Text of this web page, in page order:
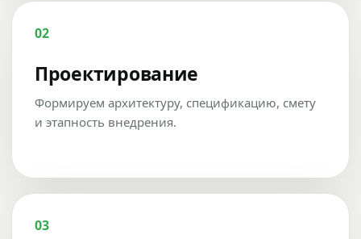
02
Проектирование
Формируем архитектуру, спецификацию, смету
и этапность внедрения.
03